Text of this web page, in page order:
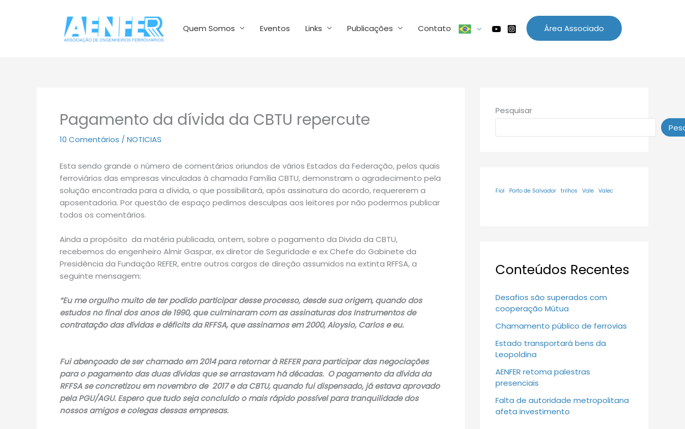
Quem Somos Eventos Links Publicações Contato Área Associado
Pagamento da dívida da CBTU repercute
10 Comentários / NOTICIAS
Esta sendo grande o número de comentários oriundos de vários Estados da Federação, pelos quais
ferroviários das empresas vinculadas à chamada Família CBTU, demonstram o agradecimento pela
solução encontrada para a dívida, o que possibilitará, após assinatura do acordo, requererem a
aposentadoria. Por questão de espaço pedimos desculpas aos leitores por não podermos publicar
todos os comentários.
Ainda a propósito da matéria publicada, ontem, sobre o pagamento da Divida da CBTU,
recebemos do engenheiro Almir Gaspar, ex diretor de Seguridade e ex Chefe do Gabinete da
Presidência da Fundação REFER, entre outros cargos de direção assumidos na extinta RFFSA, a
seguinte mensagem:
“Eu me orgulho muito de ter podido participar desse processo, desde sua origem, quando dos
estudos no final dos anos de 1990, que culminaram com as assinaturas dos Instrumentos de
contratação das dívidas e déficits da RFFSA, que assinamos em 2000, Aloysio, Carlos e eu.
Fui abençoado de ser chamado em 2014 para retornar à REFER para participar das negociações
para o pagamento das duas dívidas que se arrastavam há décadas. O pagamento da dívida da
RFFSA se concretizou em novembro de 2017 e da CBTU, quando fui dispensado, já estava aprovado
pela PGU/AGU. Espero que tudo seja concluído o mais rápido possível para tranquilidade dos
nossos amigos e colegas dessas empresas.
Pesquisar
Fiol Porto de Salvador trilhos Vale Valec
Conteúdos Recentes
Desafios são superados com
cooperação Mútua
Chamamento público de ferrovias
Estado transportará bens da
Leopoldina
AENFER retoma palestras
presenciais
Falta de autoridade metropolitana
afeta investimento